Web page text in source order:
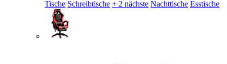
Tische Schreibtische + 2 nächste Nachttische Esstische